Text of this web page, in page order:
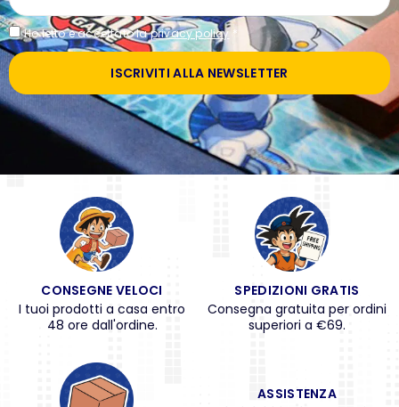
Ho letto e accettato laprivacy policy *
ISCRIVITI ALLA NEWSLETTER
CONSEGNE VELOCI
I tuoi prodotti a casa entro
48 ore dall'ordine.
SPEDIZIONI GRATIS
Consegna gratuita per ordini
superiori a €69.
ASSISTENZA